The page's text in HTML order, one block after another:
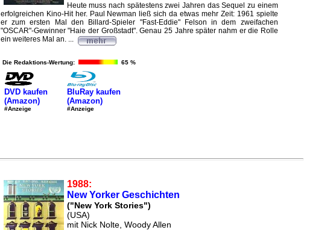
Heute muss nach spätestens zwei Jahren das Sequel zu einem
erfolgreichen Kino-Hit her. Paul Newman ließ sich da etwas mehr Zeit: 1961 spielte
er zum ersten Mal den Billard-Spieler "Fast-Eddie" Felson in dem zweifachen
"OSCAR"-Gewinner "Haie der Großstadt". Genau 25 Jahre später nahm er die Rolle
ein weiteres Mal an. ...
Die Redaktions-Wertung: 65 %
DVD kaufen
(Amazon)
#Anzeige
BluRay kaufen
(Amazon)
#Anzeige
1988:
New Yorker Geschichten
("New York Stories")
(USA)
mit Nick Nolte, Woody Allen